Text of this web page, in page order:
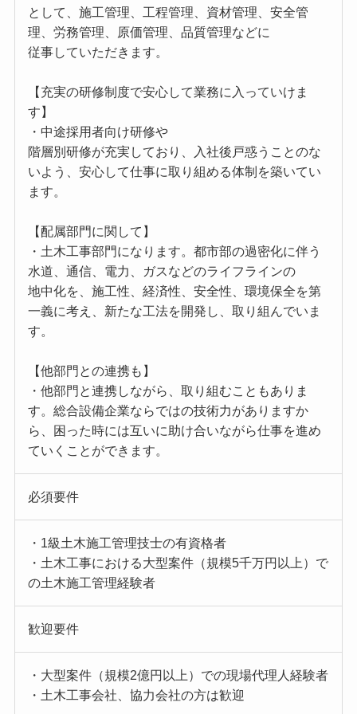
として、施工管理、工程管理、資材管理、安全管
理、労務管理、原価管理、品質管理などに
従事していただきます。
【充実の研修制度で安心して業務に入っていけま
す】
・中途採用者向け研修や
階層別研修が充実しており、入社後戸惑うことのな
いよう、安心して仕事に取り組める体制を築いてい
ます。
【配属部門に関して】
・土木工事部門になります。都市部の過密化に伴う
水道、通信、電力、ガスなどのライフラインの
地中化を、施工性、経済性、安全性、環境保全を第
一義に考え、新たな工法を開発し、取り組んでいま
す。
【他部門との連携も】
・他部門と連携しながら、取り組むこともありま
す。総合設備企業ならではの技術力がありますか
ら、困った時には互いに助け合いながら仕事を進め
ていくことができます。
必須要件
・1級土木施工管理技士の有資格者
・土木工事における大型案件（規模5千万円以上）で
の土木施工管理経験者
歓迎要件
・大型案件（規模2億円以上）での現場代理人経験者
・土木工事会社、協力会社の方は歓迎